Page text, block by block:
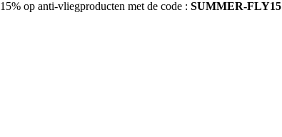
15% op anti-vliegproducten met de code : SUMMER-FLY15